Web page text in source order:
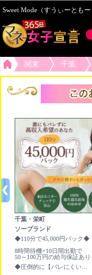
Sweet Mode（すうぃーとも
関東 千葉
千葉・栄町
ソープランド
◆110分で45,000円バック◆
8時間待機×10日間出勤で
50～100万円の給与保証あ